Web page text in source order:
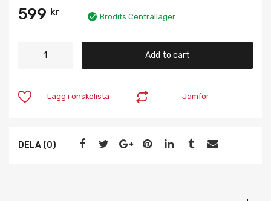
599 kr Brodits Centrallager
Add to cart
Jämför
Lägg i önskelista
DELA (0)